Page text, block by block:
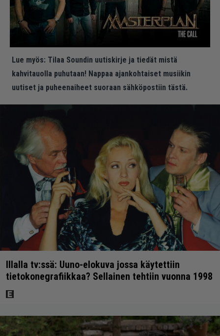
Lue myös: Tilaa Soundin uutiskirje ja tiedät mistä
kahvitauolla puhutaan! Nappaa ajankohtaiset musiikin
uutiset ja puheenaiheet suoraan sähköpostiin tästä.
Illalla tv:ssä: Uuno-elokuva jossa käytettiin
tietokonegrafiikkaa? Sellainen tehtiin vuonna 1998